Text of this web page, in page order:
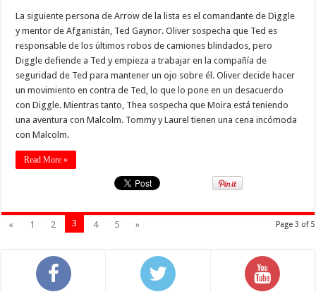
La siguiente persona de Arrow de la lista es el comandante de Diggle
y mentor de Afganistán, Ted Gaynor. Oliver sospecha que Ted es
responsable de los últimos robos de camiones blindados, pero
Diggle defiende a Ted y empieza a trabajar en la compañía de
seguridad de Ted para mantener un ojo sobre él. Oliver decide hacer
un movimiento en contra de Ted, lo que lo pone en un desacuerdo
con Diggle. Mientras tanto, Thea sospecha que Moira está teniendo
una aventura con Malcolm. Tommy y Laurel tienen una cena incómoda
con Malcolm.
Read More »
Page 3 of 5
« 1 2 3 4 5 »